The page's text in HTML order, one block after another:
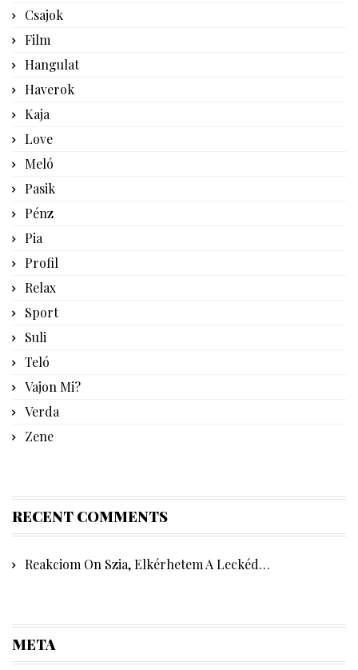
Csajok
Film
Hangulat
Haverok
Kaja
Love
Meló
Pasik
Pénz
Pia
Profil
Relax
Sport
Suli
Teló
Vajon Mi?
Verda
Zene
RECENT COMMENTS
Reakciom On Szia, Elkérhetem A Leckéd…
META